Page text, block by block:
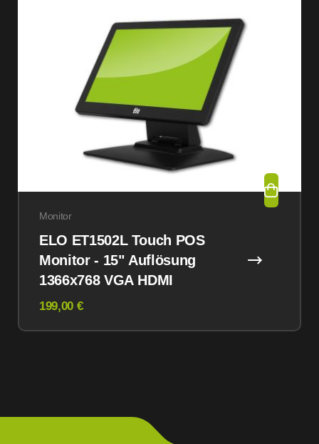
Monitor
ELO ET1502L Touch POS
Monitor - 15" Auflösung
1366x768 VGA HDMI
199,00 €